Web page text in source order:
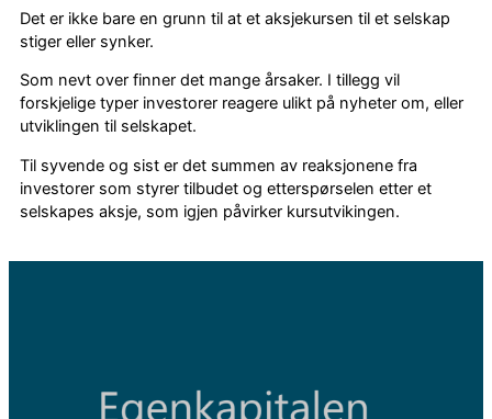
Det er ikke bare en grunn til at et aksjekursen til et selskap
stiger eller synker.
Som nevt over finner det mange årsaker. I tillegg vil
forskjelige typer investorer reagere ulikt på nyheter om, eller
utviklingen til selskapet.
Til syvende og sist er det summen av reaksjonene fra
investorer som styrer tilbudet og etterspørselen etter et
selskapes aksje, som igjen påvirker kursutvikingen.